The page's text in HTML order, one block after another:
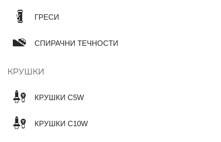
ГРЕСИ
СПИРАЧНИ ТЕЧНОСТИ
КРУШКИ
КРУШКИ C5W
КРУШКИ C10W